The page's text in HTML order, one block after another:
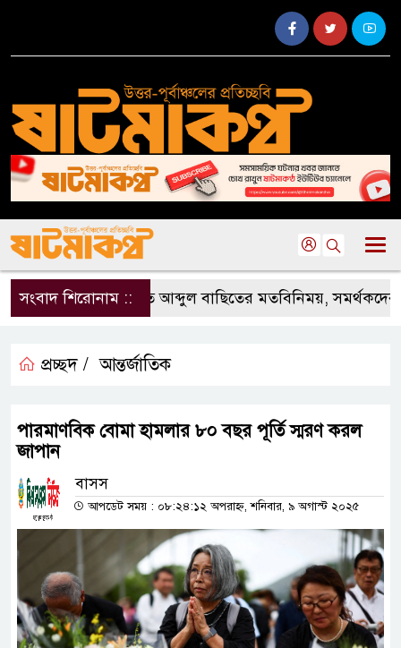
সংবাদ শিরোনাম ::জুড়ীতে আব্দুল বাছিতের মতবিনিময়, সমর্থকদের
প্রচ্ছদ / আন্তর্জাতিক
পারমাণবিক বোমা হামলার ৮০ বছর পূর্তি স্মরণ করল
জাপান
বাসস
আপডেট সময় : ০৮:২৪:১২ অপরাহ্ন, শনিবার, ৯ অগাস্ট ২০২৫